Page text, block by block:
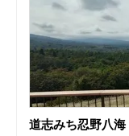
道志みち忍野八海